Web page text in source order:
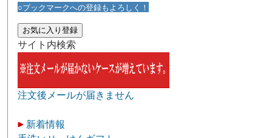
○ブックマークへの登録もよろしく！
お気に入り登録
サイト内検索
注文後メールが届きません
新着情報